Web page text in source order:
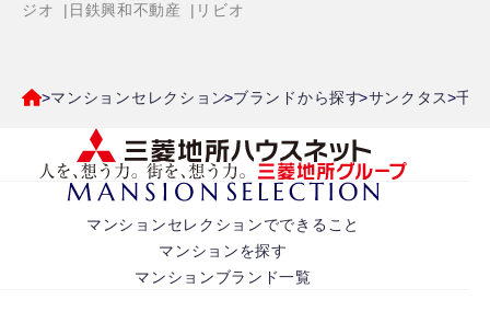
ジオ
日鉄興和不動産 リビオ
マンションセレクション ブランドから探す サンクタス 千
マンションセレクションでできること
マンションを探す
マンションブランド一覧